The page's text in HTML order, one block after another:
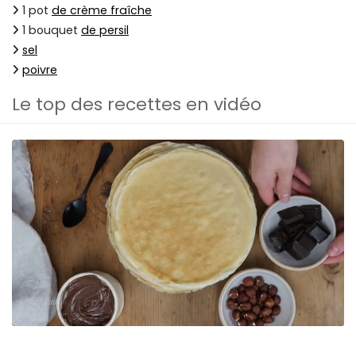
1 pot de crème fraîche
1 bouquet de persil
sel
poivre
Le top des recettes en vidéo